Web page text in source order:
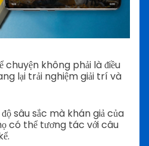
chuyện không phải là điều
lại trải nghiệm giải trí và
sâu sắc mà khán giả của
có thể tương tác với câu